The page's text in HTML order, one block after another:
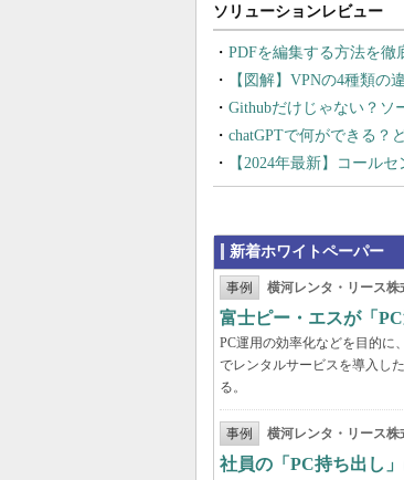
PDFを編集する方法を徹
【図解】VPNの4種類の
Githubだけじゃない？ソ
chatGPTで何ができる？
【2024年最新】コール
新着ホワイトペーパー
事例 横河レンタ・リース株
富士ピー・エスが「
PC運用の効率化などを目的に
でレンタルサービスを導入し
る。
事例 横河レンタ・リース株
社員の「PC持ち出し